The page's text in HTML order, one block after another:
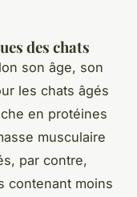
des chats
son âge, son
les chats âgés
en protéines
musculaire
par contre,
contenant moins